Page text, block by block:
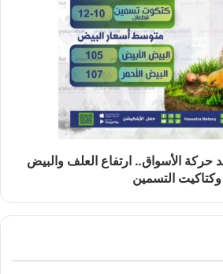
الأسواق.. ارتفاع العلف والبيض
وكتاكيت التسمين